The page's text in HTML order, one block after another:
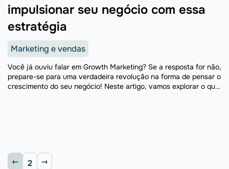
impulsionar seu negócio com essa
estratégia
Marketing e vendas
Você já ouviu falar em Growth Marketing? Se a resposta for não,
prepare-se para uma verdadeira revolução na forma de pensar o
crescimento do seu negócio! Neste artigo, vamos explorar o que
2